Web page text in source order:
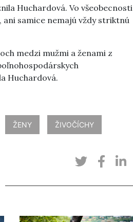
Huchardová. Vo všeobecnosti
samice nemajú vždy striktnú
medzi mužmi a ženami z
Huchardová.
ŽENY ŽIVOČÍCHY